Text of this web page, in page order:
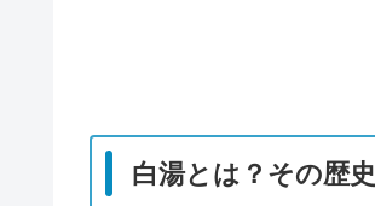
白湯とは？その歴史